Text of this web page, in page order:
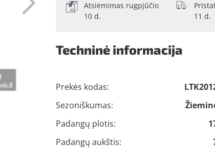
Atsiėmimas rugpjūčio
10 d.
11 d.
Techninė informacija
Prekės kodas:
Sezoniškumas:
Padangų plotis:
Padangų aukštis: